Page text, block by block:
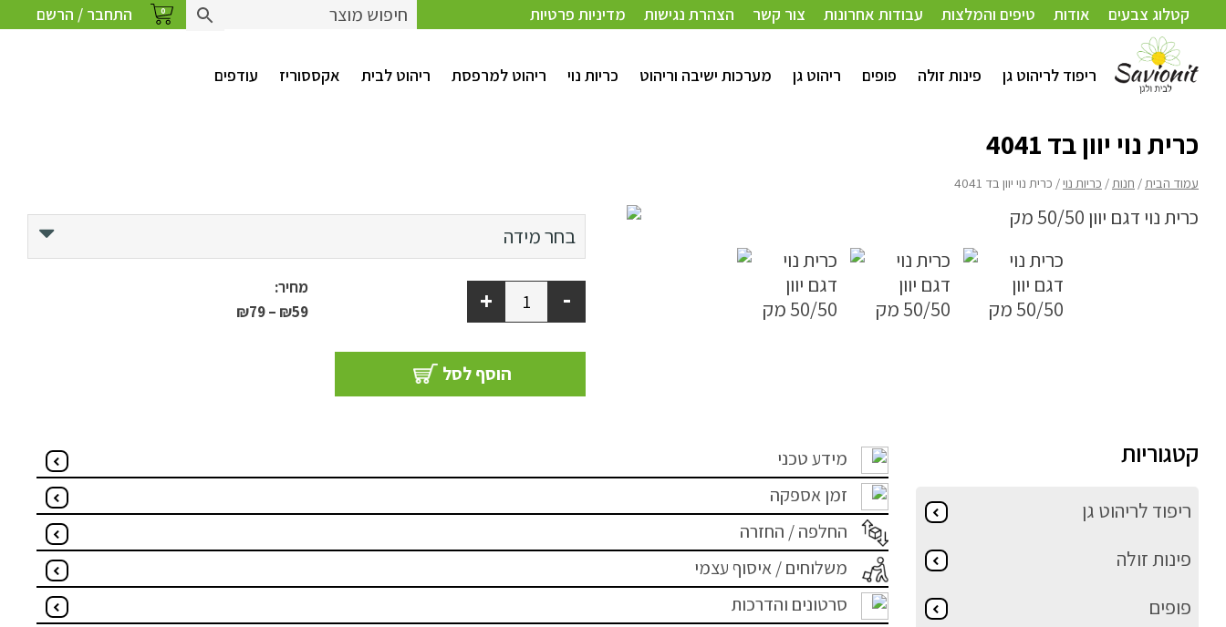
התחבר / הרשם 0 קטלוג צבעים אודות טיפים והמלצות עבודות אחרונות צור קשר הצהרת נגישות מדיניות פרטיות
ריפוד לריהוט גן פינות זולה פופים ריהוט גן מערכות ישיבה וריהוט כריות נוי ריהוט למרפסת ריהוט לבית אקססוריז עודפים
עמוד הבית/חנות/כריות נוי / כרית נוי יוון בד 4041
כרית נוי יוון בד 4041
עמוד הבית/ חנות/ כריות נוי/ כרית נוי יוון בד 4041
בחר מידה
47/47
65/35
60/60
-
+
מחיר:
₪59
–
₪79
טווח
הוסף לסל
מידע טכני
זמן אספקה
החלפה / החזרה
משלוחים / איסוף עצמי
סרטונים והדרכות
קטגוריות
ריפוד לריהוט גן
פינות זולה
פופים